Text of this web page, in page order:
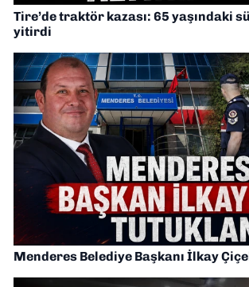
Tire’de traktör kazası: 65 yaşındaki
yitirdi
Menderes Belediye Başkanı İlkay